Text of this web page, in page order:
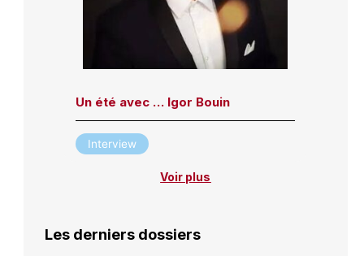
Un été avec … Igor Bouin
Interview
Voir plus
Les derniers dossiers